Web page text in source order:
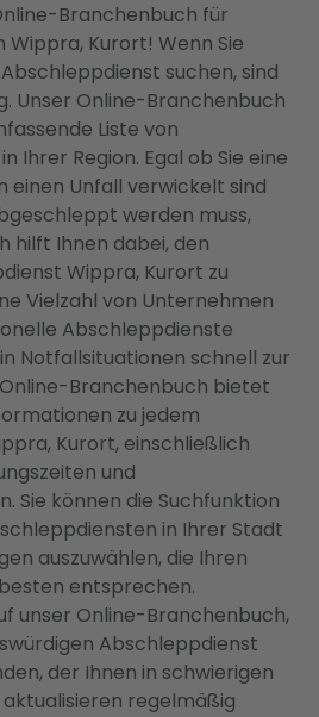
Branchenbuch für
Kurort! Wenn Sie
suchen, sind
Unser Online-Branchenbuch
Liste von
Ihrer Region. Egal ob Sie eine
einen Unfall verwickelt sind
werden muss,
hilft Ihnen dabei, den
Wippra, Kurort zu
Vielzahl von Unternehmen
Abschleppdienste
Notfallsituationen schnell zur
Branchenbuch bietet
zu jedem
Kurort, einschließlich
und
Sie können die Suchfunktion
in Ihrer Stadt
auszuwählen, die Ihren
entsprechen.
unser Online-Branchenbuch,
Abschleppdienst
der Ihnen in schwierigen
regelmäßig